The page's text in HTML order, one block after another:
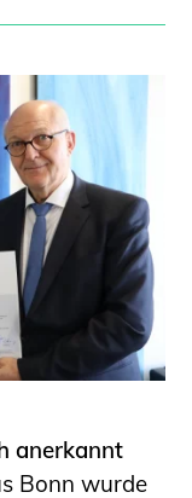
anerkannt
Bonn wurde